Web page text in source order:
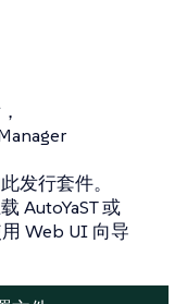
发行套件。
AutoYaST 或
Web UI 向导